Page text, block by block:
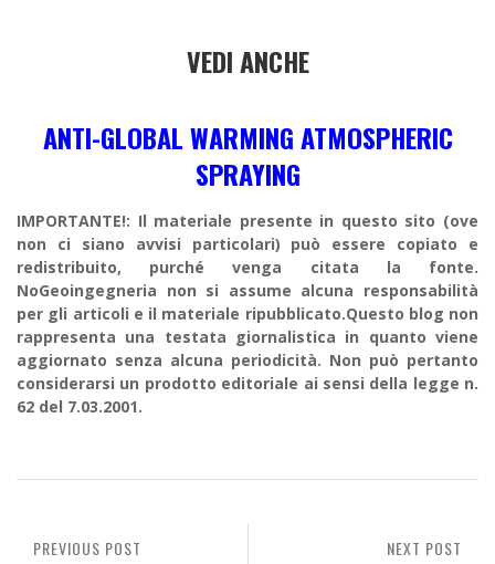
VEDI ANCHE
ANTI-GLOBAL WARMING ATMOSPHERIC
SPRAYING
IMPORTANTE!: Il materiale presente in questo sito (ove
non ci siano avvisi particolari) può essere copiato e
redistribuito, purché venga citata la fonte.
NoGeoingegneria non si assume alcuna responsabilità
per gli articoli e il materiale ripubblicato.Questo blog non
rappresenta una testata giornalistica in quanto viene
aggiornato senza alcuna periodicità. Non può pertanto
considerarsi un prodotto editoriale ai sensi della legge n.
62 del 7.03.2001.
NEXT POST
PREVIOUS POST